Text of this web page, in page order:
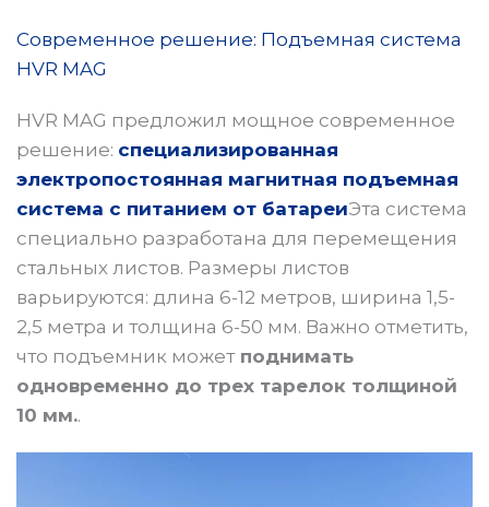
Современное решение: Подъемная система
HVR MAG
HVR MAG предложил мощное современное
решение: специализированная
электропостоянная магнитная подъемная
система с питанием от батареиЭта система
специально разработана для перемещения
стальных листов. Размеры листов
варьируются: длина 6-12 метров, ширина 1,5-
2,5 метра и толщина 6-50 мм. Важно отметить,
что подъемник можетподнимать
одновременно до трех тарелок толщиной
10 мм..